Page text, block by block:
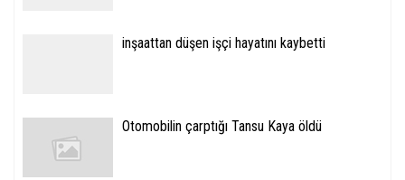
inşaattan düşen işçi hayatını kaybetti
Otomobilin çarptığı Tansu Kaya öldü